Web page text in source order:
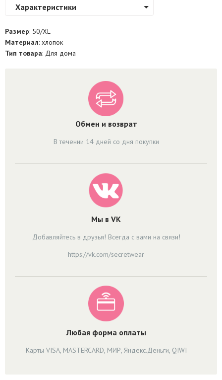
Обмен и возврат
В течении 14 дней со дня покупки
Мы в VK
Добавляйтесь в друзья! Всегда с вами на связи!
https://vk.com/secretwear
Любая форма оплаты
Карты VISA, MASTERCARD, МИР, Яндекс.Деньги, QIWI
Характеристики
Размер: 50/XL
Материал: хлопок
Тип товара: Для дома